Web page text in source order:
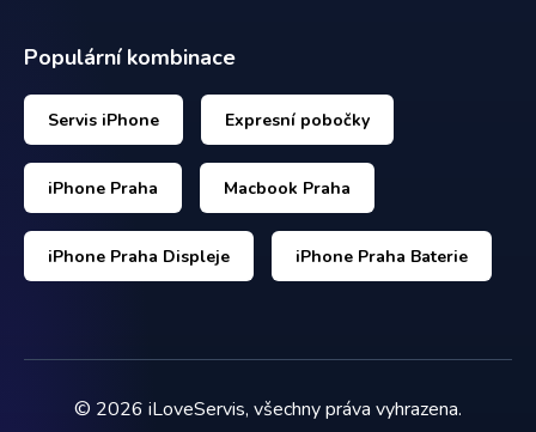
Populární kombinace
Servis iPhone Expresní pobočky
iPhone Praha Macbook Praha
iPhone Praha Displeje iPhone Praha Baterie
© 2026 iLoveServis, všechny práva vyhrazena.